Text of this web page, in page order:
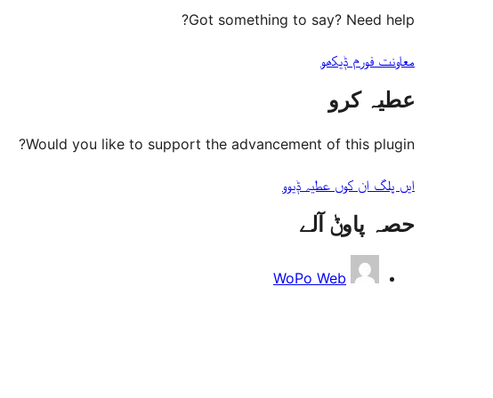
Got something to say? Need help?
معاونت فورم ݙیکھو
عطیہ کرو
Would you like to support the advancement of this plugin?
ایں پلگ ان کوں عطیہ ݙیوو
حصہ پاوݨ آلے
WoPo Web